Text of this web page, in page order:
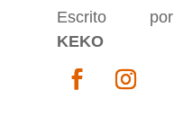
Escrito por
KEKO